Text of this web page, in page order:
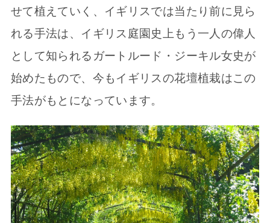
せて植えていく、イギリスでは当たり前に見ら
れる手法は、イギリス庭園史上もう一人の偉人
として知られるガートルード・ジーキル女史が
始めたもので、今もイギリスの花壇植栽はこの
手法がもとになっています。